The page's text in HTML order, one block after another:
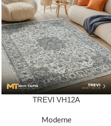
TREVI VH12A
Moderne